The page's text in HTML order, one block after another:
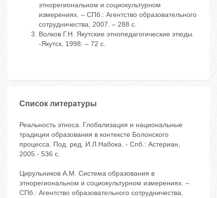
этнорегиональном и социокультурном
измерениях. – СПб.: Агентство образовательного
сотрудничества, 2007. – 288 с.
Волков Г.Н. Якутские этнопедагогические этюды.
-Якутск, 1998. – 72 с.
Список литературы
Реальность этноса. Глобализация и национальные
традиции образования в контексте Болонского
процесса. Под. ред. И.Л.Набока. - Спб.: Астериан,
2005.- 536 с.
Цирульников А.М. Система образования в
этнорегиональном и социокультурном измерениях. –
СПб.: Агентство образовательного сотрудничества,